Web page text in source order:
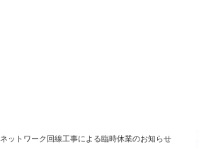
ネットワーク回線工事による臨時休業のお知らせ